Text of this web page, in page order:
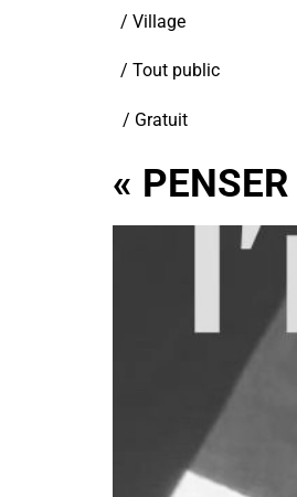
/ Village
/ Tout public
/ Gratuit
«